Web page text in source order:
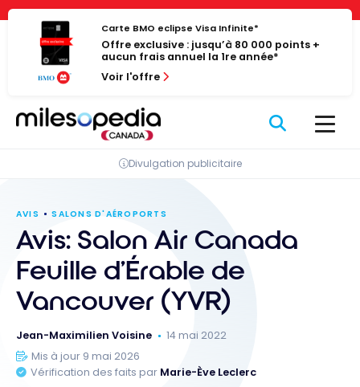
Panneau de gestion des cookies
Passer
contenu
Carte BMO eclipse Visa Infinite*
Offre exclusive : jusqu’à 80 000 points +
aucun frais annuel la 1re année*
Voir l'offre
Divulgation publicitaire
AVIS SALONS D'AÉROPORTS
Avis: Salon Air Canada
Feuille d’Érable de
Vancouver (YVR)
Jean-Maximilien Voisine
14 mai 2022
Mis à jour 9 mai 2026
Vérification des faits par Marie-Ève Leclerc